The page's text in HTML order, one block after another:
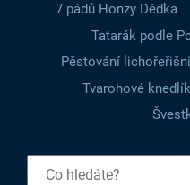
7 pádů Honzy Dědka
Tatarák podle
Pěstování
Tvarohové